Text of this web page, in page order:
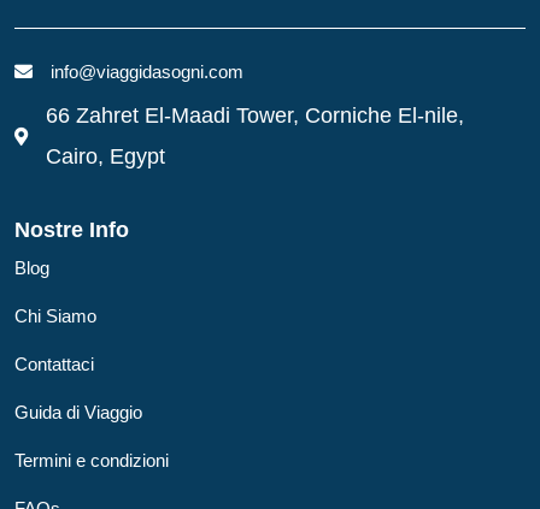
info@viaggidasogni.com
66 Zahret El-Maadi Tower, Corniche El-nile,
Cairo, Egypt
Nostre Info
Blog
Chi Siamo
Contattaci
Guida di Viaggio
Termini e condizioni